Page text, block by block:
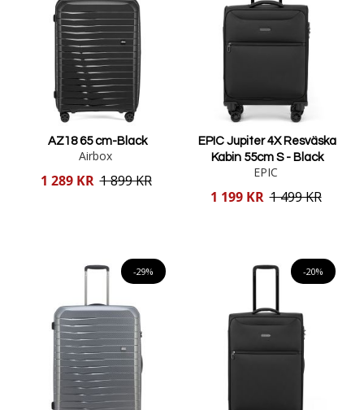
AZ18 65 cm-Black
Airbox
Reducerat
1 289 KR 1 899 KR
EPIC Jupiter 4X Resväska
Kabin 55cm S - Black
EPIC
Reducerat
1 199 KR 1 499 KR
-29% -20%